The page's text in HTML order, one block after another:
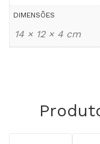
DIMENSÕES
14 × 12 × 4 cm